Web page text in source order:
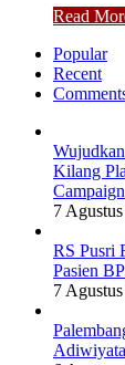
Read
Popular
Recent
Kilang
Campaign
7
RS Pusri
Pasien
7
Adiwiyata